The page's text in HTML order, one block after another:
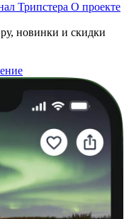
Трипстера О проекте
новинки и скидки